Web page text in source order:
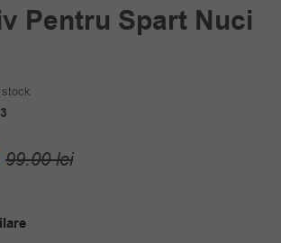
Pentru Spart Nuci
99.00leiPrețul
Prețul